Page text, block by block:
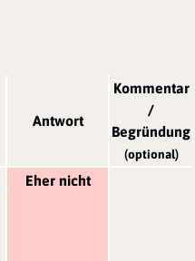
Antwort
Kommentar
/
Begründung
(optional)
Eher nicht